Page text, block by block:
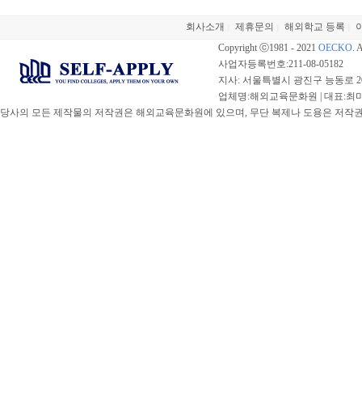
회사소개 제휴문의 해외학교 등록
Copyright ⓒ1981 - 2021 OECKO.
사업자등록번호:211-08-05182
지사: 서울특별시 광진구 능동로
업체명:해외교육문화원 | 대표:최
당사의 모든 제작물의 저작권은 해외교육문화원에 있으며, 무단 복제나 도용은 저